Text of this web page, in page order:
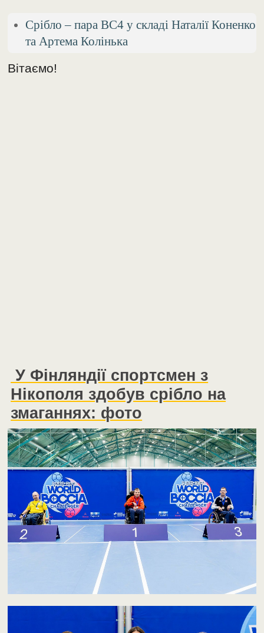
Срібло – пара BC4 у складі Наталії Коненко
та Артема Колінька
Вітаємо!
У Фінляндії спортсмен з
Нікополя здобув срібло на
змаганнях: фото